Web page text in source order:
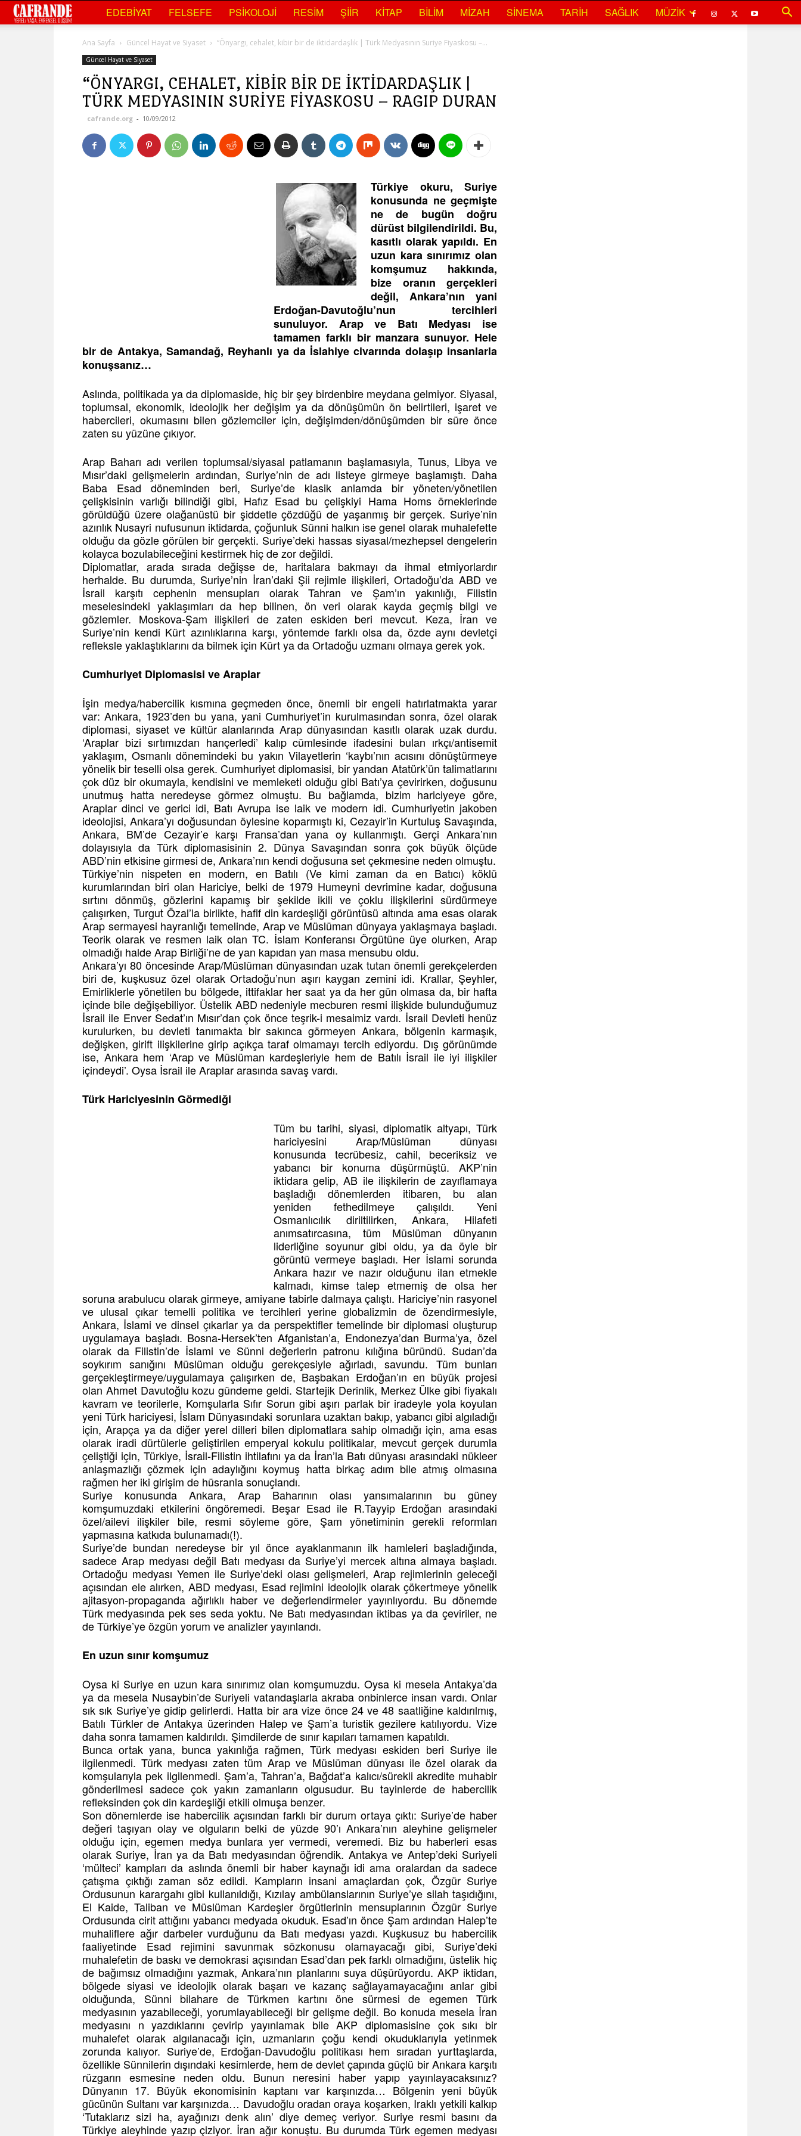
Cafrande
Sanat
EDEBIYAT FELSEFE PSIKOLOJI RESIM ŞIIR KITAP BILIM MIZAH SINEMA TARIH SAĞLIK MÜZIK
Ana Sayfa Güncel Hayat ve Siyaset “Önyargı, cehalet, kibir bir de iktidardaşlık | Türk Medyasının Suriye Fiyaskosu –...
Güncel Hayat ve Siyaset
“ÖNYARGI, CEHALET, KIBIR BIR DE IKTIDARDAŞLIK |
TÜRK MEDYASININ SURIYE FIYASKOSU – RAGIP DURAN
cafrande.org - 10/09/2012
Türkiye okuru, Suriye
konusunda ne geçmişte
ne de bugün doğru
dürüst bilgilendirildi. Bu,
kasıtlı olarak yapıldı. En
uzun kara sınırımız olan
komşumuz hakkında,
bize oranın gerçekleri
değil, Ankara’nın yani
Erdoğan-Davutoğlu’nun tercihleri
sunuluyor. Arap ve Batı Medyası ise
tamamen farklı bir manzara sunuyor. Hele
bir de Antakya, Samandağ, Reyhanlı ya da İslahiye civarında dolaşıp insanlarla
konuşsanız…
Aslında, politikada ya da diplomaside, hiç bir şey birdenbire meydana gelmiyor. Siyasal,
toplumsal, ekonomik, ideolojik her değişim ya da dönüşümün ön belirtileri, işaret ve
habercileri, okumasını bilen gözlemciler için, değişimden/dönüşümden bir süre önce
zaten su yüzüne çıkıyor.
Arap Baharı adı verilen toplumsal/siyasal patlamanın başlamasıyla, Tunus, Libya ve
Mısır’daki gelişmelerin ardından, Suriye’nin de adı listeye girmeye başlamıştı. Daha
Baba Esad döneminden beri, Suriye’de klasik anlamda bir yöneten/yönetilen
çelişkisinin varlığı bilindiği gibi, Hafız Esad bu çelişkiyi Hama Homs örneklerinde
görüldüğü üzere olağanüstü bir şiddetle çözdüğü de yaşanmış bir gerçek. Suriye’nin
azınlık Nusayri nufusunun iktidarda, çoğunluk Sünni halkın ise genel olarak muhalefette
olduğu da gözle görülen bir gerçekti. Suriye’deki hassas siyasal/mezhepsel dengelerin
kolayca bozulabileceğini kestirmek hiç de zor değildi.
Diplomatlar, arada sırada değişse de, haritalara bakmayı da ihmal etmiyorlardır
herhalde. Bu durumda, Suriye’nin İran’daki Şii rejimle ilişkileri, Ortadoğu’da ABD ve
İsrail karşıtı cephenin mensupları olarak Tahran ve Şam’ın yakınlığı, Filistin
meselesindeki yaklaşımları da hep bilinen, ön veri olarak kayda geçmiş bilgi ve
gözlemler. Moskova-Şam ilişkileri de zaten eskiden beri mevcut. Keza, İran ve
Suriye’nin kendi Kürt azınlıklarına karşı, yöntemde farklı olsa da, özde aynı devletçi
refleksle yaklaştıklarını da bilmek için Kürt ya da Ortadoğu uzmanı olmaya gerek yok.
Cumhuriyet Diplomasisi ve Araplar
İşin medya/habercilik kısmına geçmeden önce, önemli bir engeli hatırlatmakta yarar
var: Ankara, 1923’den bu yana, yani Cumhuriyet’in kurulmasından sonra, özel olarak
diplomasi, siyaset ve kültür alanlarında Arap dünyasından kasıtlı olarak uzak durdu.
‘Araplar bizi sırtımızdan hançerledi’ kalıp cümlesinde ifadesini bulan ırkçı/antisemit
yaklaşım, Osmanlı dönemindeki bu yakın Vilayetlerin ‘kaybı’nın acısını dönüştürmeye
yönelik bir teselli olsa gerek. Cumhuriyet diplomasisi, bir yandan Atatürk’ün talimatlarını
çok düz bir okumayla, kendisini ve memleketi olduğu gibi Batı’ya çevirirken, doğusunu
unutmuş hatta neredeyse görmez olmuştu. Bu bağlamda, bizim hariciyeye göre,
Araplar dinci ve gerici idi, Batı Avrupa ise laik ve modern idi. Cumhuriyetin jakoben
ideolojisi, Ankara’yı doğusundan öylesine koparmıştı ki, Cezayir’in Kurtuluş Savaşında,
Ankara, BM’de Cezayir’e karşı Fransa’dan yana oy kullanmıştı. Gerçi Ankara’nın
dolayısıyla da Türk diplomasisinin 2. Dünya Savaşından sonra çok büyük ölçüde
ABD’nin etkisine girmesi de, Ankara’nın kendi doğusuna set çekmesine neden olmuştu.
Türkiye’nin nispeten en modern, en Batılı (Ve kimi zaman da en Batıcı) köklü
kurumlarından biri olan Hariciye, belki de 1979 Humeyni devrimine kadar, doğusuna
sırtını dönmüş, gözlerini kapamış bir şekilde ikili ve çoklu ilişkilerini sürdürmeye
çalışırken, Turgut Özal’la birlikte, hafif din kardeşliği görüntüsü altında ama esas olarak
Arap sermayesi hayranlığı temelinde, Arap ve Müslüman dünyaya yaklaşmaya başladı.
Teorik olarak ve resmen laik olan TC. İslam Konferansı Örgütüne üye olurken, Arap
olmadığı halde Arap Birliği’ne de yan kapıdan yan masa mensubu oldu.
Ankara’yı 80 öncesinde Arap/Müslüman dünyasından uzak tutan önemli gerekçelerden
biri de, kuşkusuz özel olarak Ortadoğu’nun aşırı kaygan zemini idi. Krallar, Şeyhler,
Emirliklerle yönetilen bu bölgede, ittifaklar her saat ya da her gün olmasa da, bir hafta
içinde bile değişebiliyor. Üstelik ABD nedeniyle mecburen resmi ilişkide bulunduğumuz
İsrail ile Enver Sedat’ın Mısır’dan çok önce teşrik-i mesaimiz vardı. İsrail Devleti henüz
kurulurken, bu devleti tanımakta bir sakınca görmeyen Ankara, bölgenin karmaşık,
değişken, girift ilişkilerine girip açıkça taraf olmamayı tercih ediyordu. Dış görünümde
ise, Ankara hem ‘Arap ve Müslüman kardeşleriyle hem de Batılı İsrail ile iyi ilişkiler
içindeydi’. Oysa İsrail ile Araplar arasında savaş vardı.
Türk Hariciyesinin Görmediği
Tüm bu tarihi, siyasi, diplomatik altyapı, Türk
hariciyesini Arap/Müslüman dünyası
konusunda tecrübesiz, cahil, beceriksiz ve
yabancı bir konuma düşürmüştü. AKP’nin
iktidara gelip, AB ile ilişkilerin de zayıflamaya
başladığı dönemlerden itibaren, bu alan
yeniden fethedilmeye çalışıldı. Yeni
Osmanlıcılık diriltilirken, Ankara, Hilafeti
anımsatırcasına, tüm Müslüman dünyanın
liderliğine soyunur gibi oldu, ya da öyle bir
görüntü vermeye başladı. Her İslami sorunda
Ankara hazır ve nazır olduğunu ilan etmekle
kalmadı, kimse talep etmemiş de olsa her
soruna arabulucu olarak girmeye, amiyane tabirle dalmaya çalıştı. Hariciye’nin rasyonel
ve ulusal çıkar temelli politika ve tercihleri yerine globalizmin de özendirmesiyle,
Ankara, İslami ve dinsel çıkarlar ya da perspektifler temelinde bir diplomasi oluşturup
uygulamaya başladı. Bosna-Hersek’ten Afganistan’a, Endonezya’dan Burma’ya, özel
olarak da Filistin’de İslami ve Sünni değerlerin patronu kılığına büründü. Sudan’da
soykırım sanığını Müslüman olduğu gerekçesiyle ağırladı, savundu. Tüm bunları
gerçekleştirmeye/uygulamaya çalışırken de, Başbakan Erdoğan’ın en büyük projesi
olan Ahmet Davutoğlu kozu gündeme geldi. Startejik Derinlik, Merkez Ülke gibi fiyakalı
kavram ve teorilerle, Komşularla Sıfır Sorun gibi aşırı parlak bir iradeyle yola koyulan
yeni Türk hariciyesi, İslam Dünyasındaki sorunlara uzaktan bakıp, yabancı gibi algıladığı
için, Arapça ya da diğer yerel dilleri bilen diplomatlara sahip olmadığı için, ama esas
olarak iradi dürtülerle geliştirilen emperyal kokulu politikalar, mevcut gerçek durumla
çeliştiği için, Türkiye, İsrail-Filistin ihtilafını ya da İran’la Batı dünyası arasındaki nükleer
anlaşmazlığı çözmek için adaylığını koymuş hatta birkaç adım bile atmış olmasına
rağmen her iki girişim de hüsranla sonuçlandı.
Suriye konusunda Ankara, Arap Baharının olası yansımalarının bu güney
komşumuzdaki etkilerini öngöremedi. Beşar Esad ile R.Tayyip Erdoğan arasındaki
özel/ailevi ilişkiler bile, resmi söyleme göre, Şam yönetiminin gerekli reformları
yapmasına katkıda bulunamadı(!).
Suriye’de bundan neredeyse bir yıl önce ayaklanmanın ilk hamleleri başladığında,
sadece Arap medyası değil Batı medyası da Suriye’yi mercek altına almaya başladı.
Ortadoğu medyası Yemen ile Suriye’deki olası gelişmeleri, Arap rejimlerinin geleceği
açısından ele alırken, ABD medyası, Esad rejimini ideolojik olarak çökertmeye yönelik
ajitasyon-propaganda ağırlıklı haber ve değerlendirmeler yayınlıyordu. Bu dönemde
Türk medyasında pek ses seda yoktu. Ne Batı medyasından iktibas ya da çeviriler, ne
de Türkiye’ye özgün yorum ve analizler yayınlandı.
En uzun sınır komşumuz
Oysa ki Suriye en uzun kara sınırımız olan komşumuzdu. Oysa ki mesela Antakya’da
ya da mesela Nusaybin’de Suriyeli vatandaşlarla akraba onbinlerce insan vardı. Onlar
sık sık Suriye’ye gidip gelirlerdi. Hatta bir ara vize önce 24 ve 48 saatliğine kaldırılmış,
Batılı Türkler de Antakya üzerinden Halep ve Şam’a turistik gezilere katılıyordu. Vize
daha sonra tamamen kaldırıldı. Şimdilerde de sınır kapıları tamamen kapatıldı.
Bunca ortak yana, bunca yakınlığa rağmen, Türk medyası eskiden beri Suriye ile
ilgilenmedi. Türk medyası zaten tüm Arap ve Müslüman dünyası ile özel olarak da
komşularıyla pek ilgilenmedi. Şam’a, Tahran’a, Bağdat’a kalıcı/sürekli akredite muhabir
gönderilmesi sadece çok yakın zamanların olgusudur. Bu tayinlerde de habercilik
refleksinden çok din kardeşliği etkili olmuşa benzer.
Son dönemlerde ise habercilik açısından farklı bir durum ortaya çıktı: Suriye’de haber
değeri taşıyan olay ve olguların belki de yüzde 90’ı Ankara’nın aleyhine gelişmeler
olduğu için, egemen medya bunlara yer vermedi, veremedi. Biz bu haberleri esas
olarak Suriye, İran ya da Batı medyasından öğrendik. Antakya ve Antep’deki Suriyeli
‘mülteci’ kampları da aslında önemli bir haber kaynağı idi ama oralardan da sadece
çatışma çıktığı zaman söz edildi. Kampların insani amaçlardan çok, Özgür Suriye
Ordusunun karargahı gibi kullanıldığı, Kızılay ambülanslarının Suriye’ye silah taşıdığını,
El Kaide, Taliban ve Müslüman Kardeşler örgütlerinin mensuplarının Özgür Suriye
Ordusunda cirit attığını yabancı medyada okuduk. Esad’ın önce Şam ardından Halep’te
muhaliflere ağır darbeler vurduğunu da Batı medyası yazdı. Kuşkusuz bu habercilik
faaliyetinde Esad rejimini savunmak sözkonusu olamayacağı gibi, Suriye’deki
muhalefetin de baskı ve demokrasi açısından Esad’dan pek farklı olmadığını, üstelik hiç
de bağımsız olmadığını yazmak, Ankara’nın planlarını suya düşürüyordu. AKP iktidarı,
bölgede siyasi ve ideolojik olarak başarı ve kazanç sağlayamayacağını anlar gibi
olduğunda, Sünni bilahare de Türkmen kartını öne sürmesi de egemen Türk
medyasının yazabileceği, yorumlayabileceği bir gelişme değil. Bo konuda mesela İran
medyasını n yazdıklarını çevirip yayınlamak bile AKP diplomasisine çok sıkı bir
muhalefet olarak algılanacağı için, uzmanların çoğu kendi okuduklarıyla yetinmek
zorunda kalıyor. Suriye’de, Erdoğan-Davudoğlu politikası hem sıradan yurttaşlarda,
özellikle Sünnilerin dışındaki kesimlerde, hem de devlet çapında güçlü bir Ankara karşıtı
rüzgarın esmesine neden oldu. Bunun neresini haber yapıp yayınlayacaksınız?
Dünyanın 17. Büyük ekonomisinin kaptanı var karşınızda… Bölgenin yeni büyük
gücünün Sultanı var karşınızda… Davudoğlu oradan oraya koşarken, Iraklı yetkili kalkıp
‘Tutaklarız sizi ha, ayağınızı denk alın’ diye demeç veriyor. Suriye resmi basını da
Türkiye aleyhinde yazıp çiziyor. İran ağır konuştu. Bu durumda Türk egemen medyası